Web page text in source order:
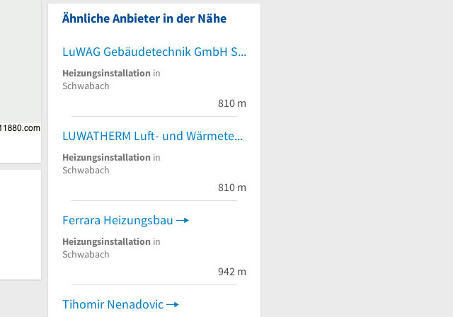
Ähnliche Anbieter in der Nähe
LuWAG Gebäudetechnik GmbH Sanitär Heizung Notdienst Wärmepumpen
Heizungsinstallation in
Schwabach
810 m
LUWATHERM Luft- und Wärmetechnik GmbH
Heizungsinstallation in
Schwabach
810 m
Ferrara Heizungsbau
Heizungsinstallation in
Schwabach
942 m
Tihomir Nenadovic